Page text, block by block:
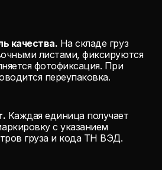
качества. На складе груз
листами, фиксируются
фотофиксация. При
переупаковка.
Каждая единица получает
с указанием
груза и кода ТН ВЭД.